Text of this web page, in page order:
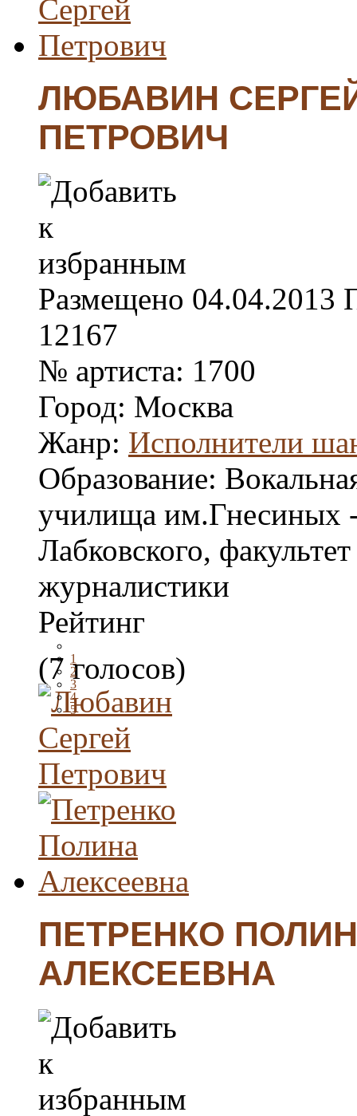
ЛЮБАВИН
ПЕТРОВИЧ
Размещено 04.04.2013
12167
№ артиста: 1700
Город: Москва
Жанр: Исполнители
Образование:
училища им.Гнесиных
Лабковского, факультет
журналистики
Рейтинг
1
2
3
4
5
(7 голосов)
ПЕТРЕНКО
АЛЕКСЕЕВНА